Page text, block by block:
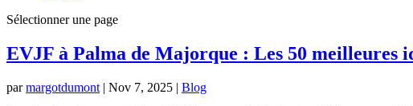
Sélectionner une page
EVJF à Palma de Majorque : Les 50 meilleures
parmargotdumont | Nov 7, 2025 | Blog